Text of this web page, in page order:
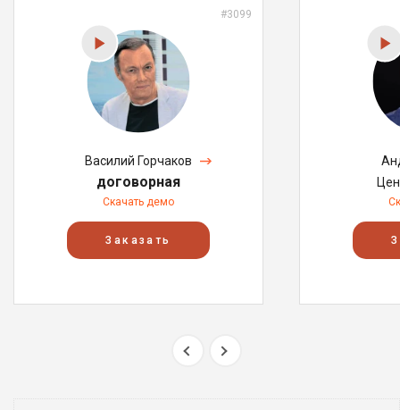
#3099
Василий Горчаков
договорная
Скачать демо
Заказать